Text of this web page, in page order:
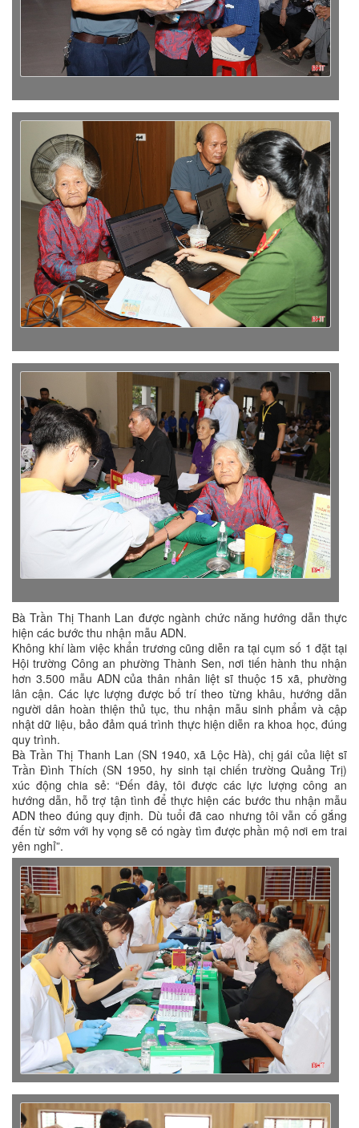
Bà Trần Thị Thanh Lan được ngành chức năng hướng dẫn thực
hiện các bước thu nhận mẫu ADN.
Không khí làm việc khẩn trương cũng diễn ra tại cụm số 1 đặt tại
Hội trường Công an phường Thành Sen, nơi tiến hành thu nhận
hơn 3.500 mẫu ADN của thân nhân liệt sĩ thuộc 15 xã, phường
lân cận. Các lực lượng được bố trí theo từng khâu, hướng dẫn
người dân hoàn thiện thủ tục, thu nhận mẫu sinh phẩm và cập
nhật dữ liệu, bảo đảm quá trình thực hiện diễn ra khoa học, đúng
quy trình.
Bà Trần Thị Thanh Lan (SN 1940, xã Lộc Hà), chị gái của liệt sĩ
Trần Đình Thích (SN 1950, hy sinh tại chiến trường Quảng Trị)
xúc động chia sẻ: “Đến đây, tôi được các lực lượng công an
hướng dẫn, hỗ trợ tận tình để thực hiện các bước thu nhận mẫu
ADN theo đúng quy định. Dù tuổi đã cao nhưng tôi vẫn cố gắng
đến từ sớm với hy vọng sẽ có ngày tìm được phần mộ nơi em trai
yên nghỉ”.